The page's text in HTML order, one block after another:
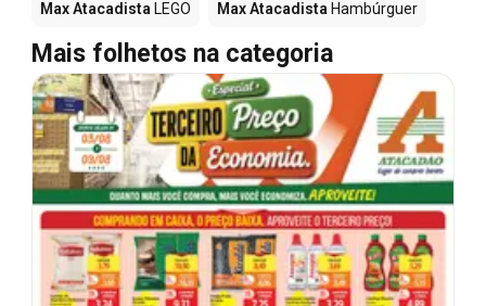
Max Atacadista LEGO Max Atacadista Hambúrguer
Mais folhetos na categoria